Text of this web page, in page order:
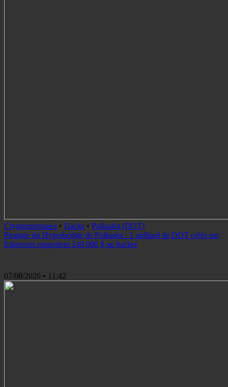
Cryptomonnaies • Hacks • Polkadot (DOT)
Piratage du Hyperbridge de Polkadot : 1 milliard de DOT créés sur
Ethereum rapportent 240 000 $ au hacker
07/08/2026 • 11:42